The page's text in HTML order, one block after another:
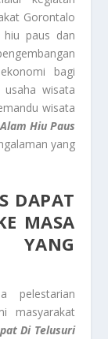
Gorontalo
hiu paus dan
bagi
usaha wisata
wisata
Hiu Paus
yang
DAPAT
MASA
YANG
pelestarian
masyarakat
Di Telusuri